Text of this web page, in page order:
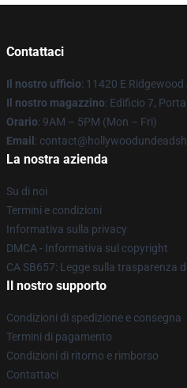
Contattaci
Il nostro ufficio: 11420 E
Il nostro magazzino: Edificio 7,
Orario: 9AM – 5PM (Mon – Fri)
Email :
La nostra azienda
Su di noi
Termini e condizioni
Informativa sulla privacy
DMCA - Informativa sul copyright
CA SB657: Legge sulla trasparenza
Il nostro supporto
Condizioni di spedizione e consegna
Termini di pagamento
Condizioni di ritorno e rimborso
Contattaci